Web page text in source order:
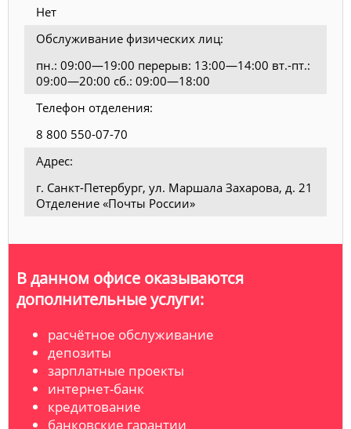
Нет
Обслуживание физических лиц:
пн.: 09:00—19:00 перерыв: 13:00—14:00 вт.-пт.:
09:00—20:00 сб.: 09:00—18:00
Телефон отделения:
8 800 550-07-70
Адрес:
г. Санкт-Петербург, ул. Маршала Захарова, д. 21
Отделение «Почты России»
В данном офисе оказываются
дополнительные услуги:
расчётное обслуживание
депозиты
зарплатные проекты
интернет-банк
кредитование
банковские гарантии